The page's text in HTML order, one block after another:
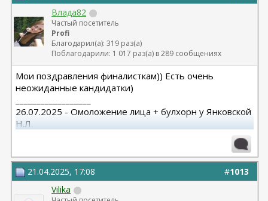
Влада82
Частый посетитель
Profi
Благодарил(а): 319 раз(а)
Поблагодарили: 1 017 раз(а) в 289 сообщениях
Мои поздравления финалисткам)) Есть очень
неожиданные кандидатки)
26.07.2025 - Омоложение лица + булхорн у Янковской
Н.Л.
#1013
21.04.2025, 17:08
Vilika